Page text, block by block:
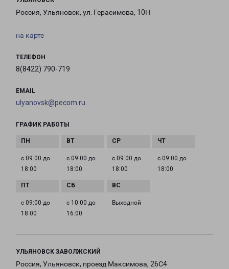
Россия, Ульяновск, ул. Герасимова, 10Н
на карте
ТЕЛЕФОН
8(8422) 790-719
EMAIL
ulyanovsk@pecom.ru
ГРАФИК РАБОТЫ
с 09:00 до
18:00
с 09:00 до
18:00
с 09:00 до
18:00
с 09:00 до
18:00
с 09:00 до
18:00
с 10:00 до
16:00
Выходной
УЛЬЯНОВСК ЗАВОЛЖСКИЙ
Россия, Ульяновск, проезд Максимова, 26С4